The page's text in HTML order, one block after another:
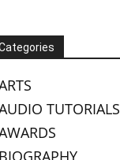
TUTORIALS
BIOGRAPHY